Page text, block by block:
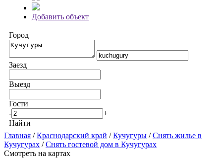
Добавить объект
Город
Заезд
Выезд
Гости
-
+
Найти
Главная /Краснодарский край /Кучугуры /Снять жилье в
Кучугурах /Снять гостевой дом в Кучугурах
Смотреть на картах